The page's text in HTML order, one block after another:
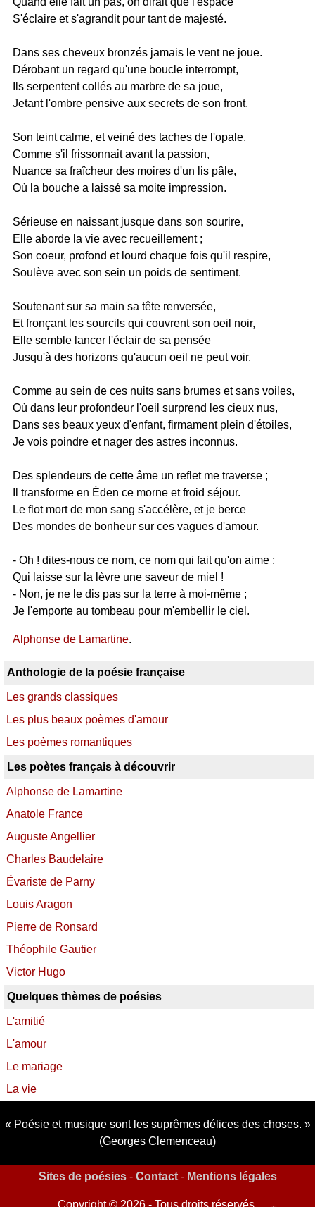
S'éclaire et s'agrandit pour tant de majesté.
Dans ses cheveux bronzés jamais le vent ne joue.
Dérobant un regard qu'une boucle interrompt,
Ils serpentent collés au marbre de sa joue,
Jetant l'ombre pensive aux secrets de son front.
Son teint calme, et veiné des taches de l'opale,
Comme s'il frissonnait avant la passion,
Nuance sa fraîcheur des moires d'un lis pâle,
Où la bouche a laissé sa moite impression.
Sérieuse en naissant jusque dans son sourire,
Elle aborde la vie avec recueillement ;
Son coeur, profond et lourd chaque fois qu'il respire,
Soulève avec son sein un poids de sentiment.
Soutenant sur sa main sa tête renversée,
Et fronçant les sourcils qui couvrent son oeil noir,
Elle semble lancer l'éclair de sa pensée
Jusqu'à des horizons qu'aucun oeil ne peut voir.
Comme au sein de ces nuits sans brumes et sans voiles,
Où dans leur profondeur l'oeil surprend les cieux nus,
Dans ses beaux yeux d'enfant, firmament plein d'étoiles,
Je vois poindre et nager des astres inconnus.
Des splendeurs de cette âme un reflet me traverse ;
Il transforme en Éden ce morne et froid séjour.
Le flot mort de mon sang s'accélère, et je berce
Des mondes de bonheur sur ces vagues d'amour.
- Oh ! dites-nous ce nom, ce nom qui fait qu'on aime ;
Qui laisse sur la lèvre une saveur de miel !
- Non, je ne le dis pas sur la terre à moi-même ;
Je l'emporte au tombeau pour m'embellir le ciel.
Alphonse de Lamartine.
Anthologie de la poésie française
Les grands classiques
Les plus beaux poèmes d'amour
Les poèmes romantiques
Les poètes français à découvrir
Alphonse de Lamartine
Anatole France
Auguste Angellier
Charles Baudelaire
Évariste de Parny
Louis Aragon
Pierre de Ronsard
Théophile Gautier
Victor Hugo
Quelques thèmes de poésies
L'amitié
L'amour
Le mariage
La vie
Poésie et musique sont les suprêmes délices des choses.
(Georges Clemenceau)
Sites de poésies- Contact- Mentions légales
Copyright © 2026 - Tous droits réservés.